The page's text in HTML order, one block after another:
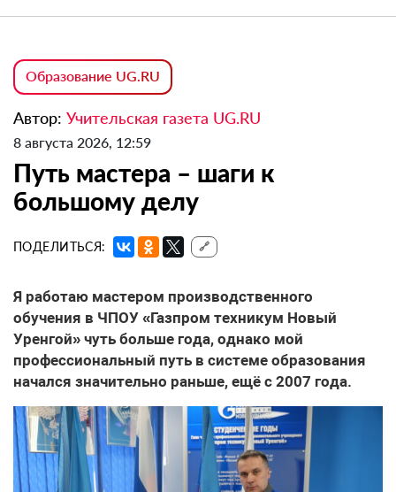
Образование UG.RU
Автор: Учительская газета UG.RU
8 августа 2026, 12:59
Путь мастера – шаги к
большому делу
ПОДЕЛИТЬСЯ: 🔗
Я работаю мастером производственного
обучения в ЧПОУ «Газпром техникум Новый
Уренгой» чуть больше года, однако мой
профессиональный путь в системе образования
начался значительно раньше, ещё с 2007 года.